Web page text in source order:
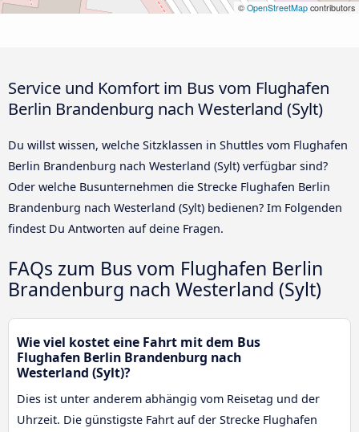
© OpenStreetMap contributors
Service und Komfort im Bus vom Flughafen
Berlin Brandenburg nach Westerland (Sylt)
Du willst wissen, welche Sitzklassen in Shuttles vom Flughafen
Berlin Brandenburg nach Westerland (Sylt) verfügbar sind?
Oder welche Busunternehmen die Strecke Flughafen Berlin
Brandenburg nach Westerland (Sylt) bedienen? Im Folgenden
findest Du Antworten auf deine Fragen.
FAQs zum Bus vom Flughafen Berlin
Brandenburg nach Westerland (Sylt)
Wie viel kostet eine Fahrt mit dem Bus
Flughafen Berlin Brandenburg nach
Westerland (Sylt)?
Dies ist unter anderem abhängig vom Reisetag und der
Uhrzeit. Die günstigste Fahrt auf der Strecke Flughafen